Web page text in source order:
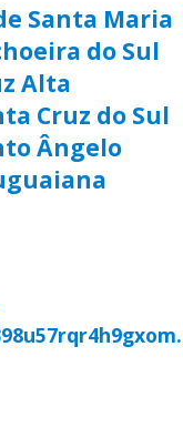
Santa Maria
do Sul
Alta
Cruz do Sul
Ângelo